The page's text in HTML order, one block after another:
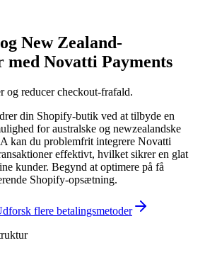
New Zealand-
Novatti Payments
og reducer checkout-frafald.
din Shopify-butik ved at tilbyde en
for australske og newzealandske
kan du problemfrit integrere Novatti
effektivt, hvilket sikrer en glat
kunder. Begynd at optimere på få
Shopify-opsætning.
flere betalingsmetoder